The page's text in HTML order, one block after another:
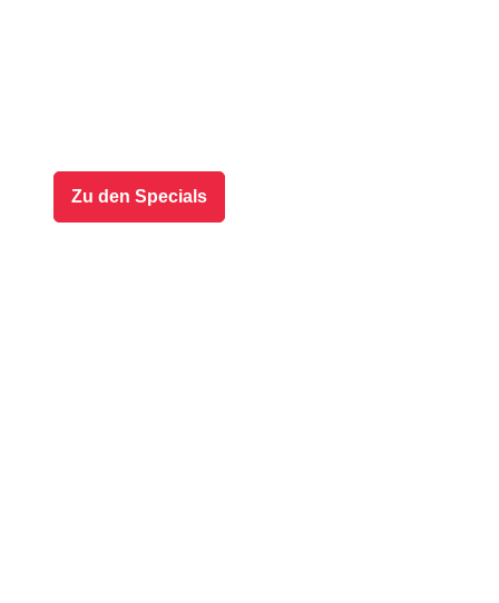
Zu den Specials